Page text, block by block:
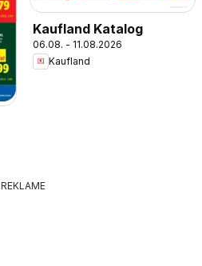
Kaufland Katalog
06.08. - 11.08.2026
Kaufland
REKLAME